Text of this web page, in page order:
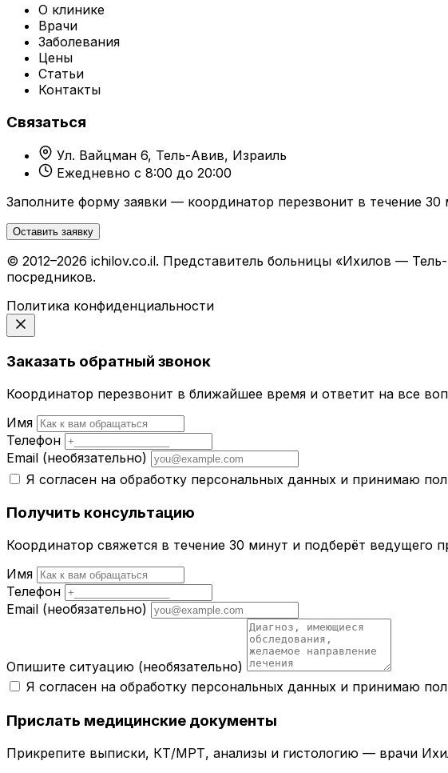
О клинике
Врачи
Заболевания
Цены
Статьи
Контакты
Связаться
Ул. Вайцман 6, Тель-Авив, Израиль
Ежедневно с 8:00 до 20:00
Заполните форму заявки — координатор перезвонит в течение 30
Оставить заявку
© 2012–2026 ichilov.co.il. Представитель больницы «Ихилов —
посредников.
Политика конфиденциальности
Заказать обратный звонок
Координатор перезвонит в ближайшее время и ответит на все
Имя
Телефон
Email (необязательно)
Я согласен на обработку персональных данных и принимаю
Получить консультацию
Координатор свяжется в течение 30 минут и подберёт ведущего
Имя
Телефон
Email (необязательно)
Опишите ситуацию (необязательно)
Я согласен на обработку персональных данных и принимаю
Прислать медицинские документы
Прикрепите выписки, КТ/МРТ, анализы и гистологию — врачи